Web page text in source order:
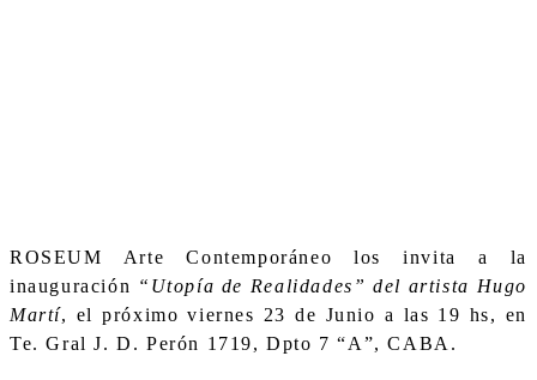
ROSEUM Arte Contemporáneo los invita a la
inauguración “Utopía de Realidades” del artista Hugo
Martí, el próximo viernes 23 de Junio a las 19 hs, en
Te. Gral J. D. Perón 1719, Dpto 7 “A”, CABA.